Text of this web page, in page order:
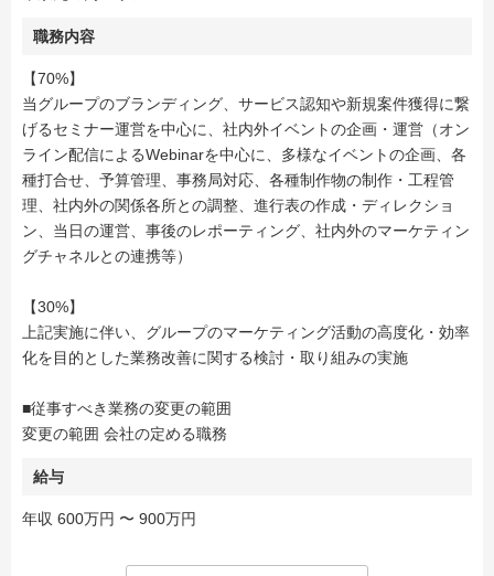
職務内容
【70%】
当グループのブランディング、サービス認知や新規案件獲得に繋
げるセミナー運営を中心に、社内外イベントの企画・運営（オン
ライン配信によるWebinarを中心に、多様なイベントの企画、各
種打合せ、予算管理、事務局対応、各種制作物の制作・工程管
理、社内外の関係各所との調整、進行表の作成・ディレクショ
ン、当日の運営、事後のレポーティング、社内外のマーケティン
グチャネルとの連携等）
【30%】
上記実施に伴い、グループのマーケティング活動の高度化・効率
化を目的とした業務改善に関する検討・取り組みの実施
■従事すべき業務の変更の範囲
変更の範囲 会社の定める職務
給与
年収 600万円 〜 900万円